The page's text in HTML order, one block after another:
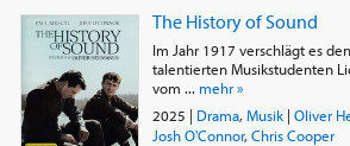
The History of Sound
Im Jahr 1917 verschlägt es
talentierten Musikstudenten
vom ... mehr »
2025 | Drama, Musik| Oliver
Josh O'Connor, Chris Cooper